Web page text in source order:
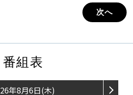
次へ
番組表